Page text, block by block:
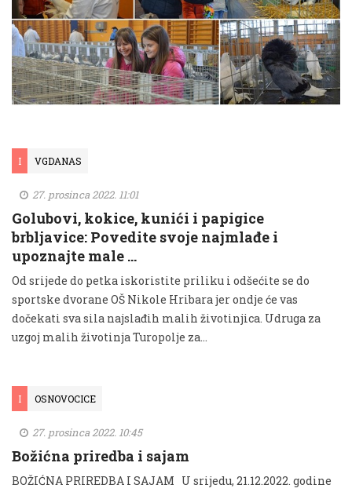
I VGDANAS
27. prosinca 2022. 11:01
Golubovi, kokice, kunići i papigice
brbljavice: Povedite svoje najmlađe i
upoznajte male …
Od srijede do petka iskoristite priliku i odšećite se do
sportske dvorane OŠ Nikole Hribara jer ondje će vas
dočekati sva sila najslađih malih životinjica. Udruga za
uzgoj malih životinja Turopolje za...
I OSNOVOCICE
27. prosinca 2022. 10:45
Božićna priredba i sajam
BOŽIĆNA PRIREDBA I SAJAM U srijedu, 21.12.2022. godine